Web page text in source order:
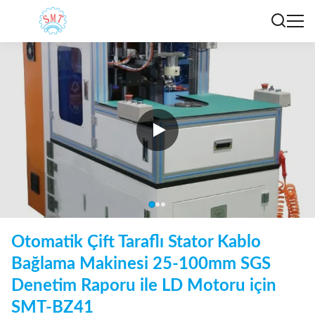
Otomatik Çift Taraflı Stator Kablo
Bağlama Makinesi 25-100mm SGS
Denetim Raporu ile LD Motoru için
SMT-BZ41